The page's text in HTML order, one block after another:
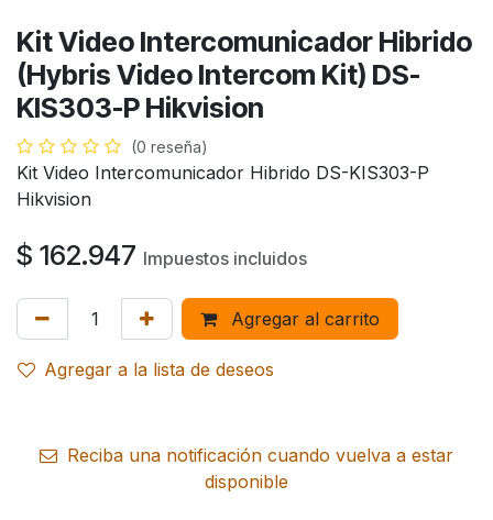
Kit Video Intercomunicador Hibrido
(Hybris Video Intercom Kit) DS-
KIS303-P Hikvision
(0 reseña)
Kit Video Intercomunicador Hibrido DS-KIS303-P
Hikvision
$ 162.947 Impuestos incluidos
Agregar al carrito
Agregar a la lista de deseos
Reciba una notificación cuando vuelva a estar
disponible